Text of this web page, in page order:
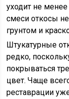
уходит не
смеси откосы
грунтом и
Штукатурные
редко,
покрываться
цвет. Чаще
реставрации